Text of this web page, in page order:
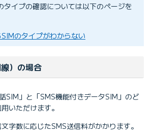
タイプの確認については以下のページを
のタイプがわからない
）の場合
SIM」と「SMS機能付きデータSIM」のど
いただけます。
字数に応じたSMS送信料がかかります。